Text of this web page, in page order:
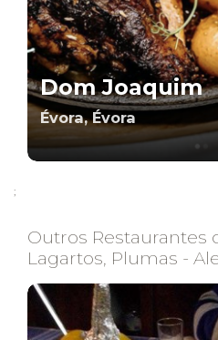
Dom Joaquim
Évora, Évora
;
Outros Restaurantes
Lagartos, Plumas -